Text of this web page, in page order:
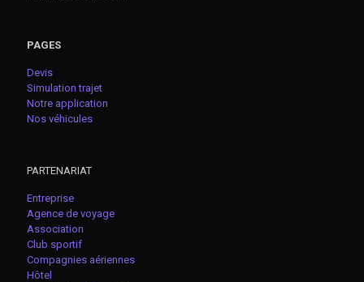
PAGES
Devis
Simulation trajet
Notre application
Nos véhicules
PARTENARIAT
Entreprise
Agence de voyage
Association
Club sportif
Compagnies aériennes
Hôtel